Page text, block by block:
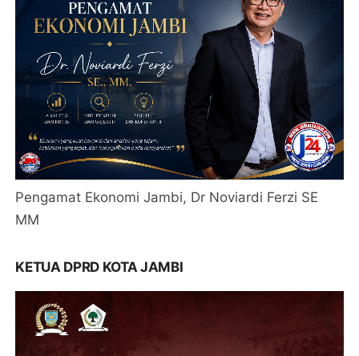
Pengamat Ekonomi Jambi, Dr Noviardi Ferzi SE
MM
KETUA DPRD KOTA JAMBI